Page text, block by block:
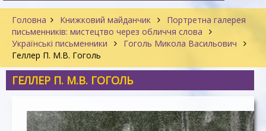
Головна Книжковий майданчик
Портретна галерея
письменників: мистецтво через обличчя слова
Українські письменники
Гоголь Микола Васильович
Геллер П. М.В. Гоголь
ГЕЛЛЕР П. М.В. ГОГОЛЬ